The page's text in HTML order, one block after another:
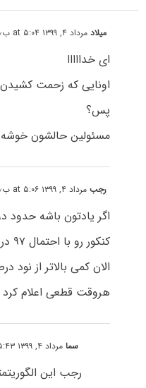
میلادمرداد ۴, ۱۳۹۹ at ۵:۰۴ ب٫ظ
ای خدااااا
اونایی که زحمت
پس؟
مسئولین حالشون خوشه
رجبمرداد ۴, ۱۳۹۹ at ۵:۰۶ ب٫ظ
اگر یادتون باشه حدود
الان کمی بالاتر از نود
هروقت قطعی اعلام کرد
سمامرداد ۴, ۱۳۹۹ at ۵:۴۳ ب٫ظ
رجب این